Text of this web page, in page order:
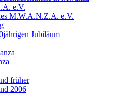
e.V.
M.W.A.N.Z.A. e.V.
Jubiläum
früher
2006